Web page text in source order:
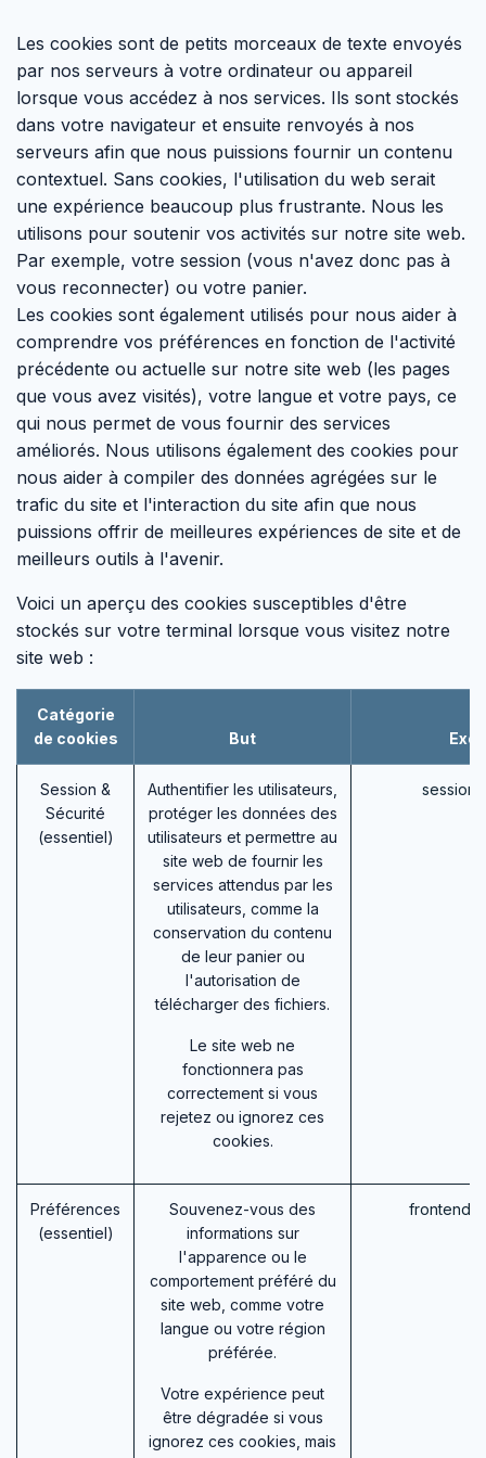
Les cookies sont de petits morceaux de texte envoyés
par nos serveurs à votre ordinateur ou appareil
lorsque vous accédez à nos services. Ils sont stockés
dans votre navigateur et ensuite renvoyés à nos
serveurs afin que nous puissions fournir un contenu
contextuel. Sans cookies, l'utilisation du web serait
une expérience beaucoup plus frustrante. Nous les
utilisons pour soutenir vos activités sur notre site web.
Par exemple, votre session (vous n'avez donc pas à
vous reconnecter) ou votre panier.
Les cookies sont également utilisés pour nous aider à
comprendre vos préférences en fonction de l'activité
précédente ou actuelle sur notre site web (les pages
que vous avez visités), votre langue et votre pays, ce
qui nous permet de vous fournir des services
améliorés. Nous utilisons également des cookies pour
nous aider à compiler des données agrégées sur le
trafic du site et l'interaction du site afin que nous
puissions offrir de meilleures expériences de site et de
meilleurs outils à l'avenir.
Voici un aperçu des cookies susceptibles d'être
stockés sur votre terminal lorsque vous visitez notre
site web :
Catégorie
de cookies
But
Session &
Sécurité
(essentiel)
Authentifier les utilisateurs,
protéger les données des
utilisateurs et permettre au
site web de fournir les
services attendus par les
utilisateurs, comme la
conservation du contenu
de leur panier ou
l'autorisation de
télécharger des fichiers.
Le site web ne
fonctionnera pas
correctement si vous
rejetez ou ignorez ces
cookies.
Préférences
(essentiel)
Souvenez-vous des
informations sur
l'apparence ou le
comportement préféré du
site web, comme votre
langue ou votre région
préférée.
Votre expérience peut
être dégradée si vous
ignorez ces cookies, mais